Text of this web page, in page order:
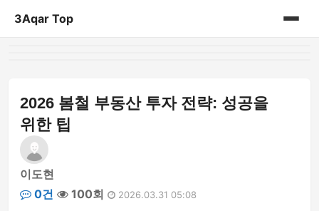
3Aqar Top
2026 봄철 부동산 투자 전략: 성공을
위한 팁
이도현
0건
100회 2026.03.31 05:08